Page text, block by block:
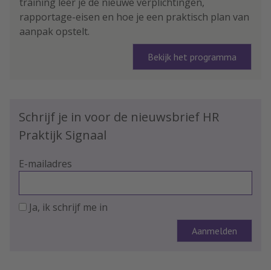
rapportage-eisen en hoe je een praktisch plan van
aanpak opstelt.
Bekijk het programma
Schrijf je in voor de nieuwsbrief HR
Praktijk Signaal
E-mailadres
Ja, ik schrijf me in